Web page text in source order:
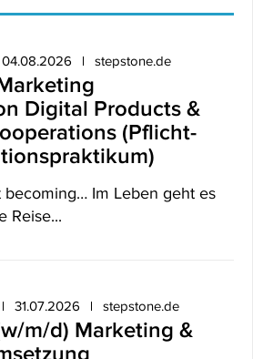
04.08.2026 stepstone.de
Digital Products &
(Pflicht-
becoming… Im Leben geht es
Reise...
31.07.2026 stepstone.de
m/d) Marketing &